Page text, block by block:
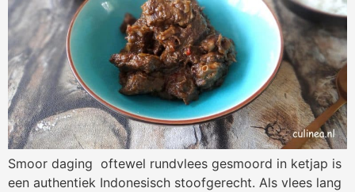
Smoor daging oftewel rundvlees gesmoord in ketjap is
een authentiek Indonesisch stoofgerecht. Als vlees lang